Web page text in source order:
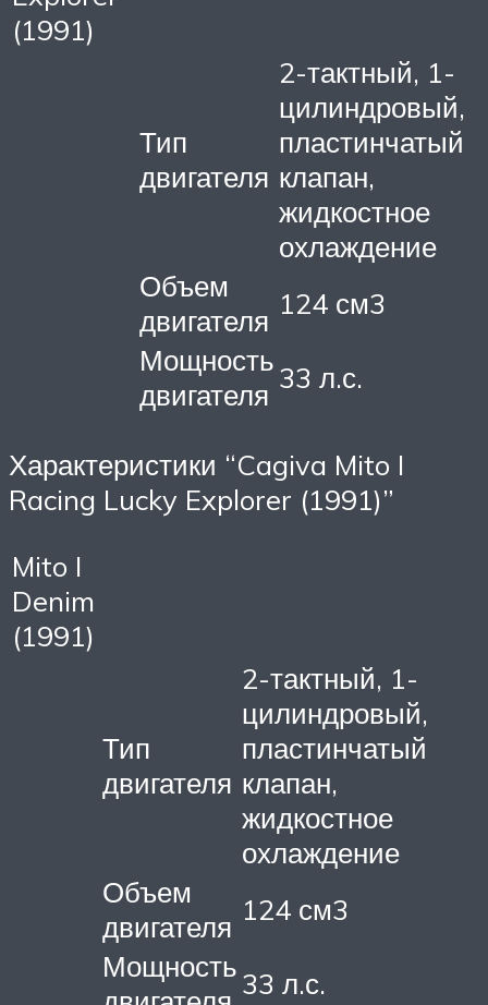
(1991)
Тип
двигателя
2-тактный, 1-
цилиндровый,
пластинчатый
клапан,
жидкостное
охлаждение
Объем
двигателя 124 см3
Мощность
двигателя 33 л.с.
Характеристики “Cagiva Mito I
Racing Lucky Explorer (1991)”
Mito I
Denim
(1991)
Тип
двигателя
2-тактный, 1-
цилиндровый,
пластинчатый
клапан,
жидкостное
охлаждение
Объем
двигателя 124 см3
Мощность33 л.с.